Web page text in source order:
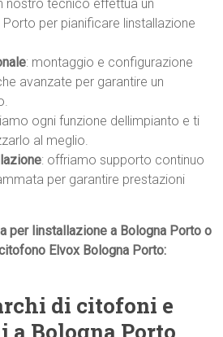
nostro tecnico effettua un
per pianificare linstallazione
: montaggio e configurazione
avanzate per garantire un
ogni funzione dellimpianto e ti
al meglio.
: offriamo supporto continuo
per garantire prestazioni
per linstallazione a Bologna Porto o
Elvox Bologna Porto:
di citofoni e
Bologna Porto